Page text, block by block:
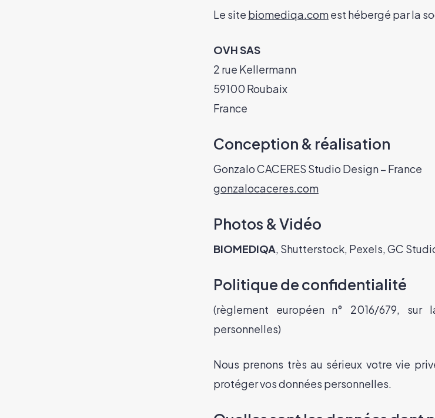
Le site biomediqa.comest hébergé par la
OVH SAS
2 rue Kellermann
59100 Roubaix
France
Conception & réalisation
Gonzalo CACERES Studio Design – France
gonzalocaceres.com
Photos & Vidéo
BIOMEDIQA, Shutterstock, Pexels, GC
Politique de confidentialité
(règlement européen n° 2016/679, sur
personnelles)
Nous prenons très au sérieux votre vie
protéger vos données personnelles.